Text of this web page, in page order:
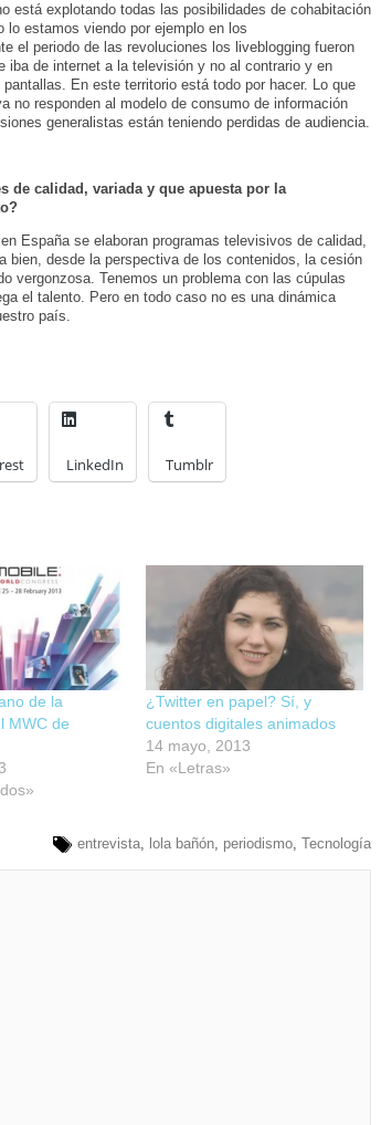
está explotando todas las posibilidades de cohabitación
estamos viendo por ejemplo en los
el periodo de las revoluciones los liveblogging fueron
iba de internet a la televisión y no al contrario y en
En este territorio está todo por hacer. Lo que
responden al modelo de consumo de información
generalistas están teniendo perdidas de audiencia.
de calidad, variada y que apuesta por la
España se elaboran programas televisivos de calidad,
bien, desde la perspectiva de los contenidos, la cesión
vergonzosa. Tenemos un problema con las cúpulas
el talento. Pero en todo caso no es una dinámica
país.
LinkedIn Tumblr
de la
MWC de
¿Twitter en papel? Sí, y
cuentos digitales animados
14 mayo, 2013
En «Letras»
entrevista lola bañón periodismo Tecnología